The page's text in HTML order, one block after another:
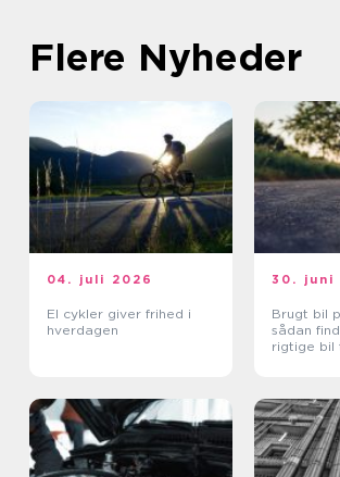
Flere Nyheder
04. juli 2026
El cykler giver frihed i
hverdagen
30. juni
Brugt bil
sådan
rigtige bil